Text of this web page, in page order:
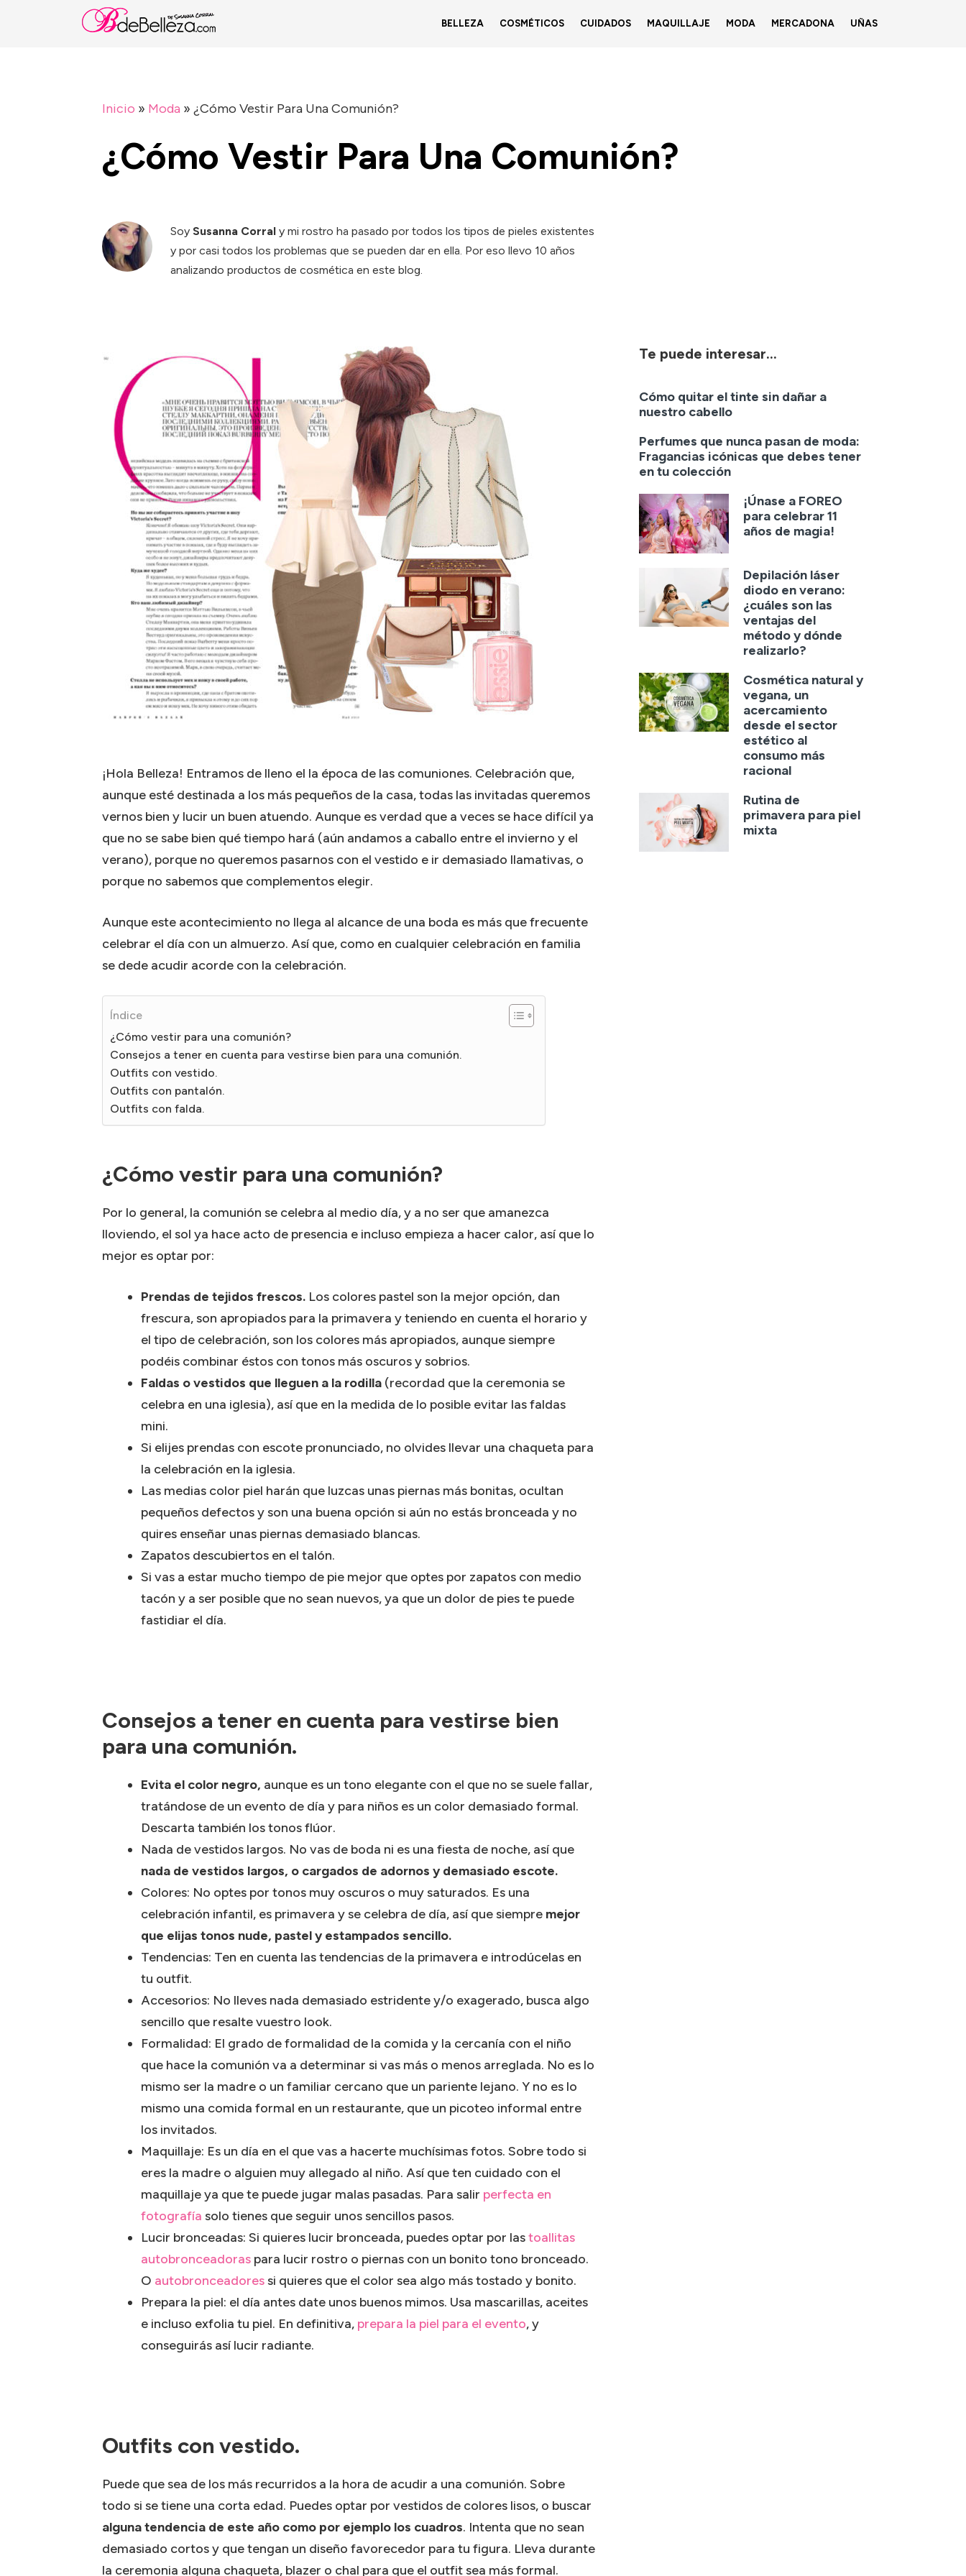
BELLEZA COSMÉTICOS CUIDADOS MAQUILLAJE MODA MERCADONA UÑAS
Inicio » Moda » ¿Cómo Vestir Para Una Comunión?
¿Cómo Vestir Para Una Comunión?
Soy Susanna Corral y mi rostro ha pasado por todos los tipos de pieles existentes
y por casi todos los problemas que se pueden dar en ella. Por eso llevo 10 años
analizando productos de cosmética en este blog.
¡Hola Belleza! Entramos de lleno el la época de las comuniones. Celebración que,
aunque esté destinada a los más pequeños de la casa, todas las invitadas queremos
vernos bien y lucir un buen atuendo. Aunque es verdad que a veces se hace difícil ya
que no se sabe bien qué tiempo hará (aún andamos a caballo entre el invierno y el
verano), porque no queremos pasarnos con el vestido e ir demasiado llamativas, o
porque no sabemos que complementos elegir.
Aunque este acontecimiento no llega al alcance de una boda es más que frecuente
celebrar el día con un almuerzo. Así que, como en cualquier celebración en familia
se dede acudir acorde con la celebración.
Índice
¿Cómo vestir para una comunión?
Consejos a tener en cuenta para vestirse bien para una comunión.
Outfits con vestido.
Outfits con pantalón.
Outfits con falda.
¿Cómo vestir para una comunión?
Por lo general, la comunión se celebra al medio día, y a no ser que amanezca
lloviendo, el sol ya hace acto de presencia e incluso empieza a hacer calor, así que lo
mejor es optar por:
Prendas de tejidos frescos. Los colores pastel son la mejor opción, dan
frescura, son apropiados para la primavera y teniendo en cuenta el horario y
el tipo de celebración, son los colores más apropiados, aunque siempre
podéis combinar éstos con tonos más oscuros y sobrios.
Faldas o vestidos que lleguen a la rodilla (recordad que la ceremonia se
celebra en una iglesia), así que en la medida de lo posible evitar las faldas
mini.
Si elijes prendas con escote pronunciado, no olvides llevar una chaqueta para
la celebración en la iglesia.
Las medias color piel harán que luzcas unas piernas más bonitas, ocultan
pequeños defectos y son una buena opción si aún no estás bronceada y no
quires enseñar unas piernas demasiado blancas.
Zapatos descubiertos en el talón.
Si vas a estar mucho tiempo de pie mejor que optes por zapatos con medio
tacón y a ser posible que no sean nuevos, ya que un dolor de pies te puede
fastidiar el día.
Consejos a tener en cuenta para vestirse bien
para una comunión.
Evita el color negro, aunque es un tono elegante con el que no se suele fallar,
tratándose de un evento de día y para niños es un color demasiado formal.
Descarta también los tonos flúor.
Nada de vestidos largos. No vas de boda ni es una fiesta de noche, así que
nada de vestidos largos, o cargados de adornos y demasiado escote.
Colores: No optes por tonos muy oscuros o muy saturados. Es una
celebración infantil, es primavera y se celebra de día, así que siempre mejor
que elijas tonos nude, pastel y estampados sencillo.
Tendencias: Ten en cuenta las tendencias de la primavera e introdúcelas en
tu outfit.
Accesorios: No lleves nada demasiado estridente y/o exagerado, busca algo
sencillo que resalte vuestro look.
Formalidad: El grado de formalidad de la comida y la cercanía con el niño
que hace la comunión va a determinar si vas más o menos arreglada. No es lo
mismo ser la madre o un familiar cercano que un pariente lejano. Y no es lo
mismo una comida formal en un restaurante, que un picoteo informal entre
los invitados.
Maquillaje: Es un día en el que vas a hacerte muchísimas fotos. Sobre todo si
eres la madre o alguien muy allegado al niño. Así que ten cuidado con el
maquillaje ya que te puede jugar malas pasadas. Para salir perfecta en
fotografía solo tienes que seguir unos sencillos pasos.
Lucir bronceadas: Si quieres lucir bronceada, puedes optar por lastoallitas
autobronceadoras para lucir rostro o piernas con un bonito tono bronceado.
O autobronceadoressi quieres que el color sea algo más tostado y bonito.
Prepara la piel: el día antes date unos buenos mimos. Usa mascarillas, aceites
e incluso exfolia tu piel. En definitiva, prepara la piel para el evento, y
conseguirás así lucir radiante.
Outfits con vestido.
Puede que sea de los más recurridos a la hora de acudir a una comunión. Sobre
todo si se tiene una corta edad. Puedes optar por vestidos de colores lisos, o buscar
alguna tendencia de este año como por ejemplo los cuadros. Intenta que no sean
demasiado cortos y que tengan un diseño favorecedor para tu figura. Lleva durante
la ceremonia alguna chaqueta, blazer o chal para que el outfit sea más formal.
Te puede interesar...
Cómo quitar el tinte sin dañar a
nuestro cabello
Perfumes que nunca pasan de moda:
Fragancias icónicas que debes tener
en tu colección
¡Únase a FOREO
para celebrar 11
años de magia!
Depilación láser
diodo en verano:
¿cuáles son las
ventajas del
método y dónde
realizarlo?
Cosmética natural y
vegana, un
acercamiento
desde el sector
estético al
consumo más
racional
Rutina de
primavera para piel
mixta